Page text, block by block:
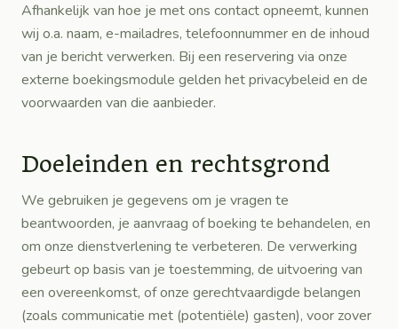
Afhankelijk van hoe je met ons contact opneemt, kunnen
wij o.a. naam, e-mailadres, telefoonnummer en de inhoud
van je bericht verwerken. Bij een reservering via onze
externe boekingsmodule gelden het privacybeleid en de
voorwaarden van die aanbieder.
Doeleinden en rechtsgrond
We gebruiken je gegevens om je vragen te
beantwoorden, je aanvraag of boeking te behandelen, en
om onze dienstverlening te verbeteren. De verwerking
gebeurt op basis van je toestemming, de uitvoering van
een overeenkomst, of onze gerechtvaardigde belangen
(zoals communicatie met (potentiële) gasten), voor zover